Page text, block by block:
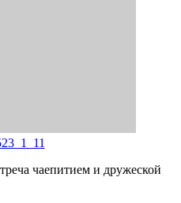
чаепитием и дружеской